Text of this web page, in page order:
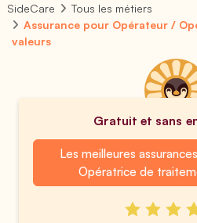
SideCare
Tous les métiers
Assurance pour Opérateur /
valeurs
Gratuit et sans
Les meilleures
Opératrice de